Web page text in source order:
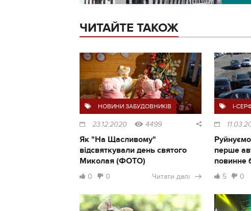
ЧИТАЙТЕ ТАКОЖ
НОВИНИ ЗАБУДОВНИКІВ
23.12.2020 4499
Як "На Щасливому"
відсвяткували день святого
Миколая (ФОТО)
0 0 Читати далі
I-
перше
повинне
5 0